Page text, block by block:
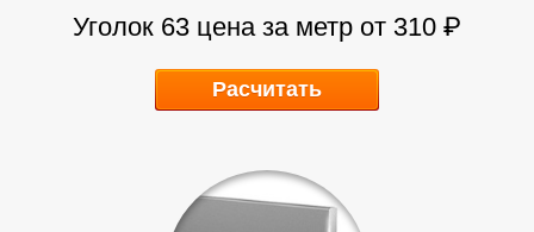
Уголок 63 цена за метр от 310 ₽
Расчитать